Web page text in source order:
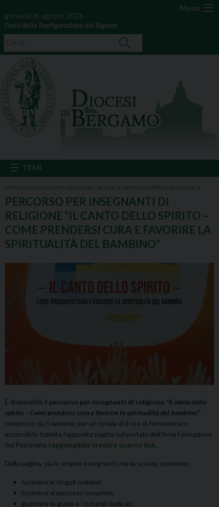
Menu
giovedì 06 agosto 2026
Festa della Trasfigurazione del Signore
UFFICIO INSEGNAMENTO RELIGIONE CATTOLICA UFFICIO PASTORALE SCOLASTICA
PERCORSO PER INSEGNANTI DI
RELIGIONE “IL CANTO DELLO SPIRITO –
COME PRENDERSI CURA E FAVORIRE LA
SPIRITUALITÀ DEL BAMBINO”
È disponibile il percorso per insegnanti di religione “Il canto dello
spirito – Come prendersi cura e favorire la spiritualità del bambino”
composto da 5 webinar per un totale di 8 ore di formazione e
accessibile tramite l’apposita pagina sul portale dell’Area Formazione
del Patronato raggiungibile tramite questo link.
Dalla pagina, sia le singole insegnanti che le scuole, potranno:
iscriversi ai singoli webinar
iscriversi al percorso completo
guardare le guide e i tutorial dedicati